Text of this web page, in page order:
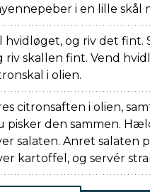
i en lille skål
hvidløget, og riv det fint.
riv skallen fint. Vend
i olien.
citronsaften i olien,
pisker den sammen.
salaten. Anret salaten
kartoffel, og servér